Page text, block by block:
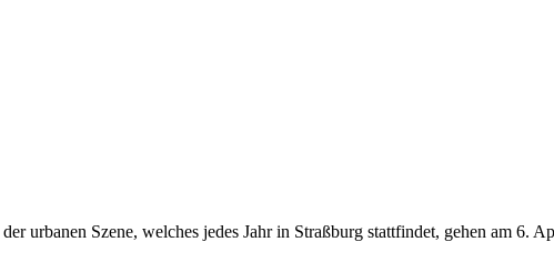
urbanen Szene, welches jedes Jahr in Straßburg stattfindet, gehen am 6.